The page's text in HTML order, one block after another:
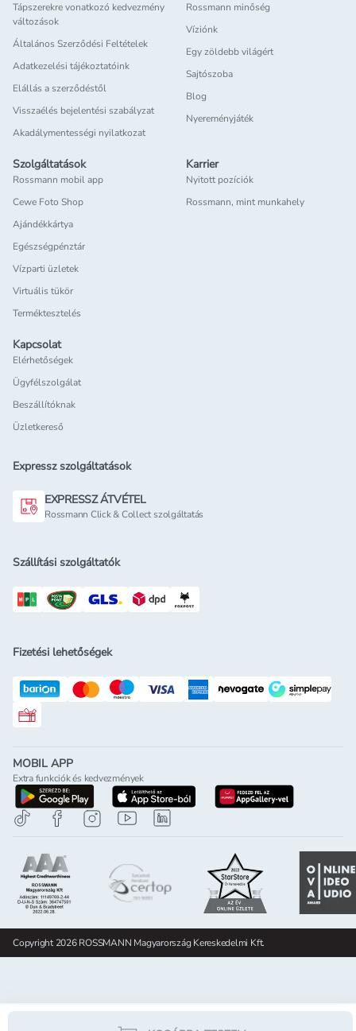
Tápszerekre vonatkozó kedvezmény
változások
Általános Szerződési Feltételek
Adatkezelési tájékoztatóink
Elállás a szerződéstől
Visszaélés bejelentési szabályzat
Akadálymentességi nyilatkozat
Rossmann minőség
Víziónk
Egy zöldebb világért
Sajtószoba
Blog
Nyereményjáték
Szolgáltatások
Rossmann mobil app
Cewe Foto Shop
Ajándékkártya
Egészségpénztár
Vízparti üzletek
Virtuális tükör
Terméktesztelés
Karrier
Nyitott pozíciók
Rossmann, mint munkahely
Kapcsolat
Elérhetőségek
Ügyfélszolgálat
Beszállítóknak
Üzletkereső
Expressz szolgáltatások
EXPRESSZ ÁTVÉTEL
Rossmann Click & Collect szolgáltatás
Szállítási szolgáltatók
Fizetési lehetőségek
Rossmann ajándékkártya
MOBIL APP
Extra funkciók és kedvezmények
letöltés a google-play-rölletöltés az app-store-ból
letöltés
Copyright 2026 ROSSMANN Magyarország Kereskedelmi Kft.